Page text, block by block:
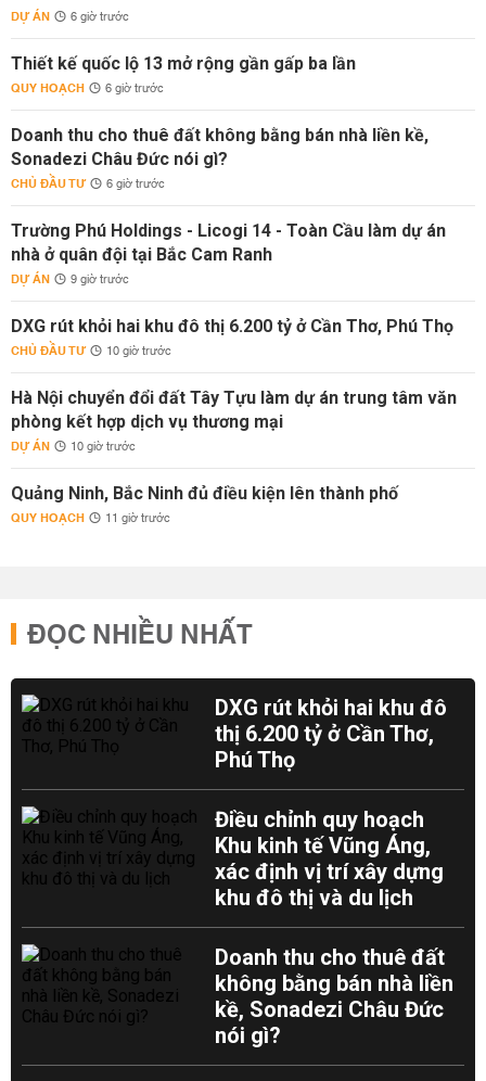
DỰ ÁN 6 giờ trước
Thiết kế quốc lộ 13 mở rộng gần gấp ba lần
QUY HOẠCH 6 giờ trước
Doanh thu cho thuê đất không bằng bán nhà liền kề,
Sonadezi Châu Đức nói gì?
CHỦ ĐẦU TƯ 6 giờ trước
Trường Phú Holdings - Licogi 14 - Toàn Cầu làm dự án
nhà ở quân đội tại Bắc Cam Ranh
DỰ ÁN 9 giờ trước
DXG rút khỏi hai khu đô thị 6.200 tỷ ở Cần Thơ, Phú Thọ
CHỦ ĐẦU TƯ 10 giờ trước
Hà Nội chuyển đổi đất Tây Tựu làm dự án trung tâm văn
phòng kết hợp dịch vụ thương mại
DỰ ÁN 10 giờ trước
Quảng Ninh, Bắc Ninh đủ điều kiện lên thành phố
QUY HOẠCH 11 giờ trước
ĐỌC NHIỀU NHẤT
DXG rút khỏi hai khu đô
thị 6.200 tỷ ở Cần Thơ,
Phú Thọ
Điều chỉnh quy hoạch
Khu kinh tế Vũng Áng,
xác định vị trí xây dựng
khu đô thị và du lịch
Doanh thu cho thuê đất
không bằng bán nhà liền
kề, Sonadezi Châu Đức
nói gì?